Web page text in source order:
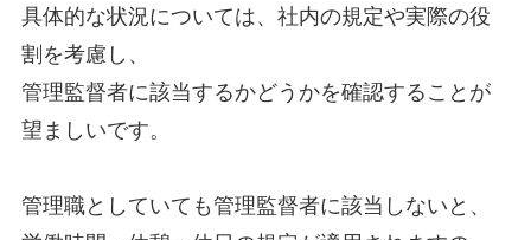
具体的な状況については、社内の規定や実際の役
割を考慮し、
管理監督者に該当するかどうかを確認することが
望ましいです。
管理職としていても管理監督者に該当しないと、